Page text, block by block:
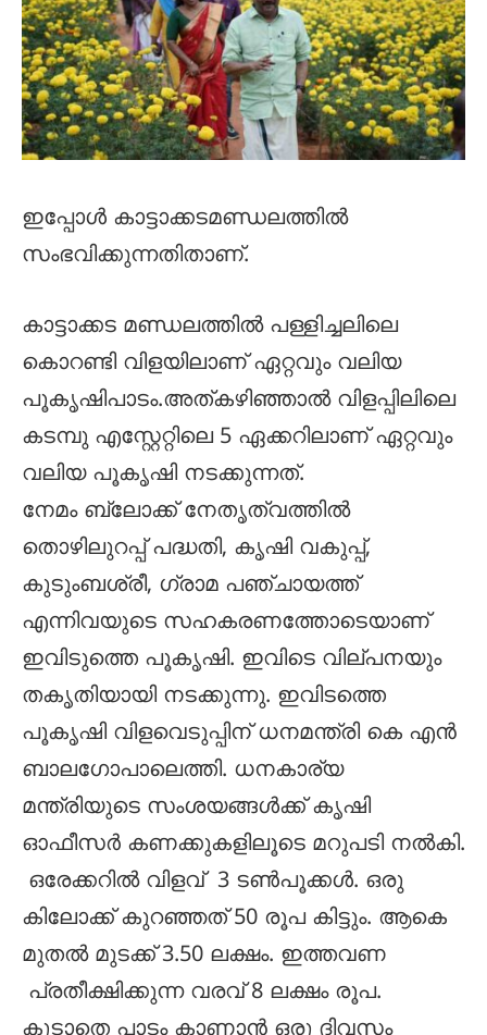
ഇപ്പോൾ കാട്ടാക്കടമണ്ഡലത്തിൽ
സംഭവിക്കുന്നതിതാണ്.
കാട്ടാക്കട മണ്ഡലത്തിൽ പള്ളിച്ചലിലെ
കൊറണ്ടി വിളയിലാണ് ഏറ്റവും വലിയ
പൂകൃഷിപാടം.അത്കഴിഞ്ഞാൽ വിളപ്പിലിലെ
കടമ്പു എസ്റ്റേറ്റിലെ 5 ഏക്കറിലാണ് ഏറ്റവും
വലിയ പൂകൃഷി നടക്കുന്നത്.
നേമം ബ്ലോക്ക് നേതൃത്വത്തിൽ
തൊഴിലുറപ്പ് പദ്ധതി, കൃഷി വകുപ്പ്,
കുടുംബശ്രീ, ഗ്രാമ പഞ്ചായത്ത്
എന്നിവയുടെ സഹകരണത്തോടെയാണ്
ഇവിടുത്തെ പൂകൃഷി. ഇവിടെ വില്പനയും
തകൃതിയായി നടക്കുന്നു. ഇവിടത്തെ
പൂകൃഷി വിളവെടുപ്പിന് ധനമന്ത്രി കെ എൻ
ബാലഗോപാലെത്തി. ധനകാര്യ
മന്ത്രിയുടെ സംശയങ്ങൾക്ക് കൃഷി
ഓഫീസർ കണക്കുകളിലൂടെ മറുപടി നൽകി.
ഒരേക്കറിൽ വിളവ് 3 ടൺപൂക്കൾ. ഒരു
കിലോക്ക് കുറഞ്ഞത് 50 രൂപ കിട്ടും. ആകെ
മുതൽ മുടക്ക് 3.50 ലക്ഷം. ഇത്തവണ
പ്രതീക്ഷിക്കുന്ന വരവ് 8 ലക്ഷം രൂപ.